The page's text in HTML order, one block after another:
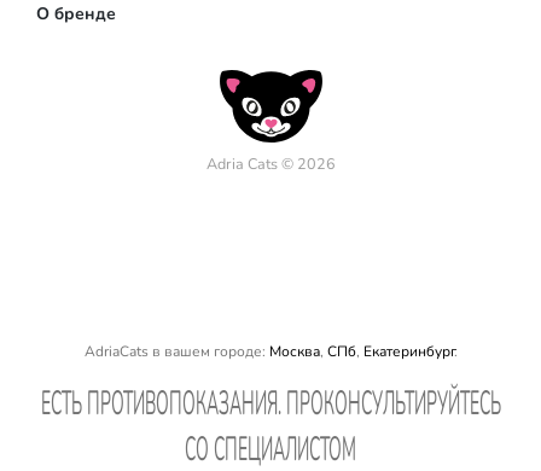
О бренде
Adria Cats © 2026
AdriaCats в вашем городе: Москва, СПб, Екатеринбург.
EСТЬ ПРОТИВОПОКАЗАНИЯ. ПРОКОНСУЛЬТИРУЙТЕСЬ
СО СПЕЦИАЛИСТОМ